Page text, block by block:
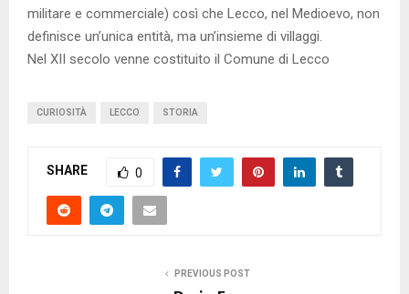
militare e commerciale) così che Lecco, nel Medioevo, non
definisce un’unica entità, ma un’insieme di villaggi.
Nel XII secolo venne costituito il Comune di Lecco
CURIOSITÀ LECCO STORIA
SHARE 0
PREVIOUS POST